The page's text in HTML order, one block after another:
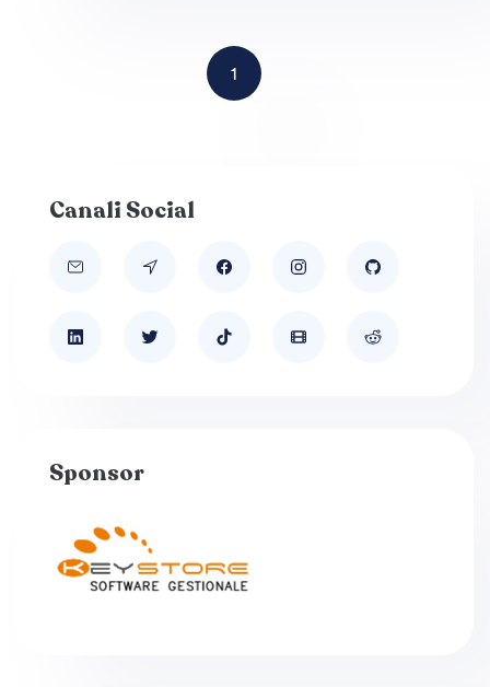
1
Canali Social
Sponsor